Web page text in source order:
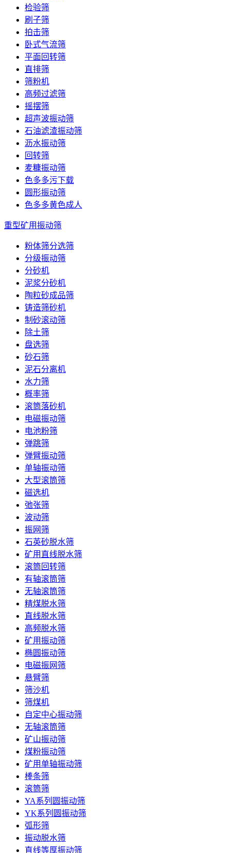
检验筛
刷子筛
拍击筛
卧式气流筛
平面回转筛
直排筛
筛粉机
高频过滤筛
摇摆筛
超声波振动筛
石油滤渣振动筛
沥水振动筛
回转筛
麦糠振动筛
色多多污下载
圆形振动筛
色多多黄色成人
重型矿用振动筛
粉体筛分选筛
分级振动筛
分砂机
泥浆分砂机
陶粒砂成品筛
铸造筛砂机
制砂滚动筛
除土筛
盘选筛
砂石筛
泥石分离机
水力筛
概率筛
滚筒落砂机
电磁振动筛
电池粉筛
弹跳筛
弹臂振动筛
单轴振动筛
大型滚筒筛
磁选机
弛张筛
波动筛
振网筛
石英砂脱水筛
矿用直线脱水筛
滚筒回转筛
有轴滚筒筛
无轴滚筒筛
精煤脱水筛
直线脱水筛
高频脱水筛
矿用振动筛
椭圆振动筛
电磁振网筛
悬臂筛
筛沙机
筛煤机
自定中心振动筛
无轴滚筒筛
矿山振动筛
煤粉振动筛
矿用单轴振动筛
棒条筛
滚筒筛
YA系列圆振动筛
YK系列圆振动筛
弧形筛
振动脱水筛
直线等厚振动筛